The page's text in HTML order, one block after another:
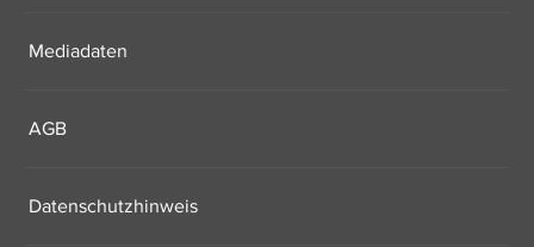
Mediadaten
AGB
Datenschutzhinweis